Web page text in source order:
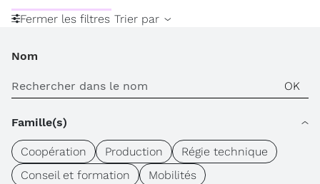
Fermer les filtres Trier par
Nom
Famille(s)
Coopération Production
Régie technique
Conseil et formation
Mobilités